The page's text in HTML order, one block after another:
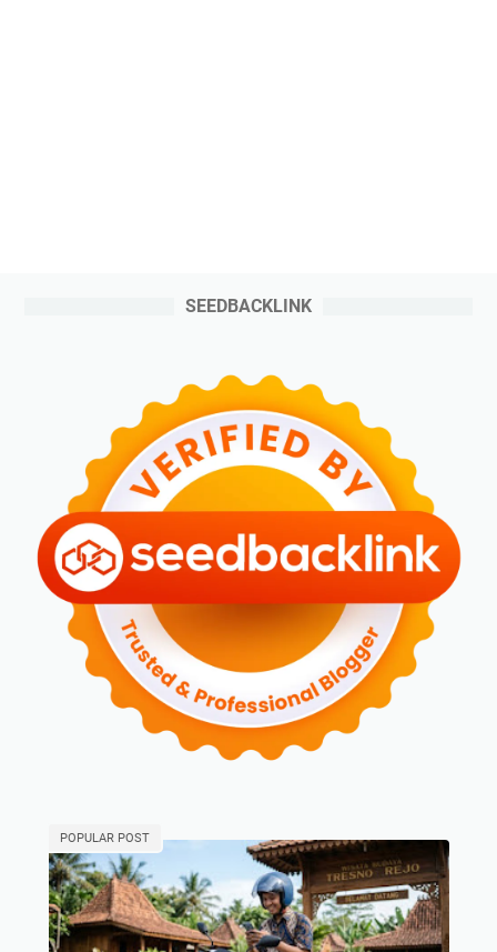
SEEDBACKLINK
POPULAR POST